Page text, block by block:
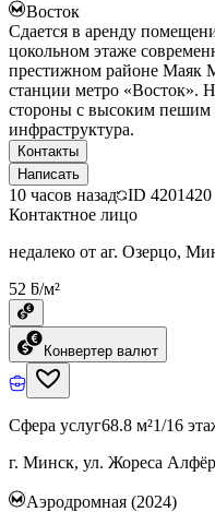
Восток
Сдается в аренду
цокольном этаже
престижном районе Маяк
станции метро «Восток».
стороны с высоким пешим
инфраструктура.
Контакты
Написать
10 часов назад ID 4201420
Контактное лицо
недалеко от аг. Озерцо,
52 ƃ/м²
Конвертер валют
Сфера услуг68.8 м²1/16
г. Минск, ул. Жореса
Аэродромная (2024)